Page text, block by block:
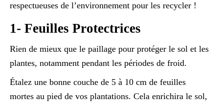
respectueuses de l’environnement pour les recycler !
1- Feuilles Protectrices
Rien de mieux que le paillage pour protéger le sol et les
plantes, notamment pendant les périodes de froid.
Étalez une bonne couche de 5 à 10 cm de feuilles
mortes au pied de vos plantations. Cela enrichira le sol,